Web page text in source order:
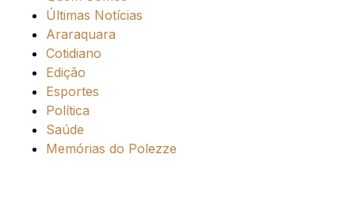
Últimas Notícias
Araraquara
Cotidiano
Edição
Esportes
Política
Saúde
Memórias do Polezze